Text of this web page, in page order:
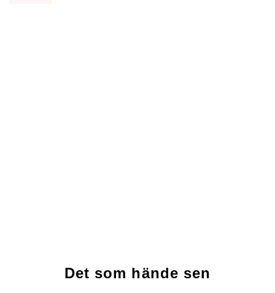
Det som hände sen